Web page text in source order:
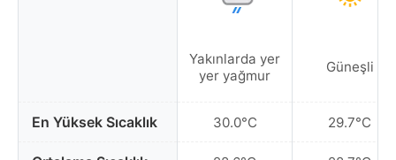
En Yüksek Sıcaklık
Yakınlarda yer
yer yağmur
30.0°C
Güneşli
29.7°C